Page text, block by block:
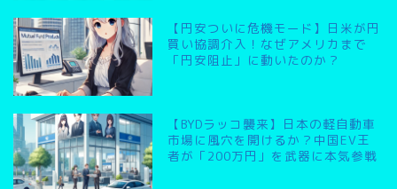
【円安ついに危機モード】日米が円
買い協調介入！なぜアメリカまで
「円安阻止」に動いたのか？
【BYDラッコ襲来】日本の軽自動車
市場に風穴を開けるか？中国EV王
者が「200万円」を武器に本気参戦